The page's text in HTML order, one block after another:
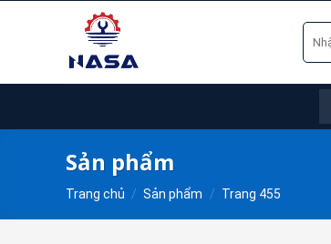
Tìm
kiếm:
Sản phẩm
Trang chủ / Sản phẩm / Trang 455